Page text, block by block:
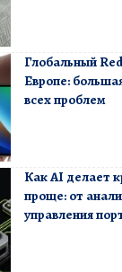
Глобальный
Европе:
всех проблем
Как AI делает
проще: от
управления